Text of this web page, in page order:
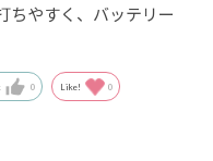
ちやすく、バッテリー
0 Like! 0